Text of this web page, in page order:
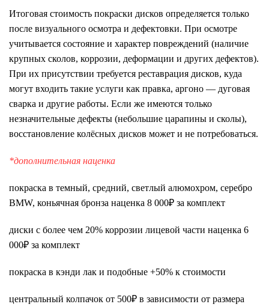
Итоговая стоимость покраски дисков определяется только
после визуального осмотра и дефектовки. При осмотре
учитывается состояние и характер повреждений (наличие
крупных сколов, коррозии, деформации и других дефектов).
При их присутствии требуется реставрация дисков, куда
могут входить такие услуги как правка, аргоно — дуговая
сварка и другие работы. Если же имеются только
незначительные дефекты (небольшие царапины и сколы),
восстановление колёсных дисков может и не потребоваться.
*дополнительная наценка
покраска в темный, средний, светлый алюмохром, серебро
BMW, коньячная бронза наценка 8 000₽ за комплект
диски с более чем 20% коррозии лицевой части наценка 6
000₽ за комплект
покраска в кэнди лак и подобные +50% к стоимости
центральный колпачок от 500₽ в зависимости от размера